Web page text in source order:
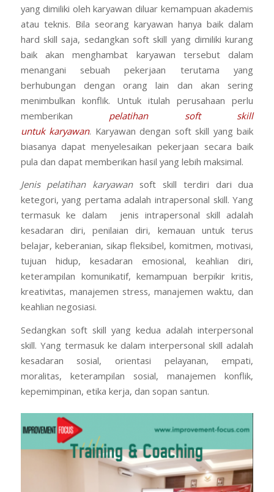
yang dimiliki oleh karyawan diluar kemampuan akademis
atau teknis. Bila seorang karyawan hanya baik dalam
hard skill saja, sedangkan soft skill yang dimiliki kurang
baik akan menghambat karyawan tersebut dalam
menangani sebuah pekerjaan terutama yang
berhubungan dengan orang lain dan akan sering
menimbulkan konflik. Untuk itulah perusahaan perlu
memberikan pelatihan soft skill
untuk karyawan. Karyawan dengan soft skill yang baik
biasanya dapat menyelesaikan pekerjaan secara baik
pula dan dapat memberikan hasil yang lebih maksimal.
Jenis pelatihan karyawansoft skill terdiri dari dua
ketegori, yang pertama adalah intrapersonal skill. Yang
termasuk ke dalam jenis intrapersonal skill adalah
kesadaran diri, penilaian diri, kemauan untuk terus
belajar, keberanian, sikap fleksibel, komitmen, motivasi,
tujuan hidup, kesadaran emosional, keahlian diri,
keterampilan komunikatif, kemampuan berpikir kritis,
kreativitas, manajemen stress, manajemen waktu, dan
keahlian negosiasi.
Sedangkan soft skill yang kedua adalah interpersonal
skill. Yang termasuk ke dalam interpersonal skill adalah
kesadaran sosial, orientasi pelayanan, empati,
moralitas, keterampilan sosial, manajemen konflik,
kepemimpinan, etika kerja, dan sopan santun.